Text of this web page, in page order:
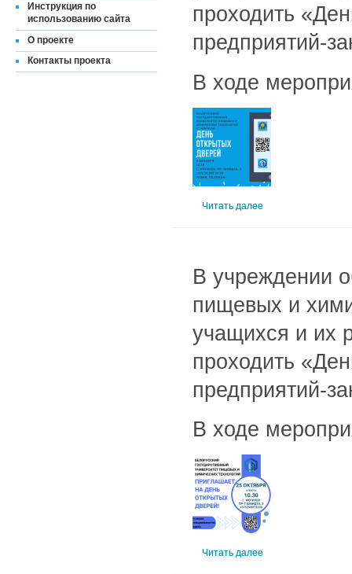
Инструкция по
использованию сайта
О проекте
Контакты проекта
проходить
предприятий-
В ходе
Читать далее
В учреждении
пищевых и
учащихся и их
проходить
предприятий-
В ходе
Читать далее